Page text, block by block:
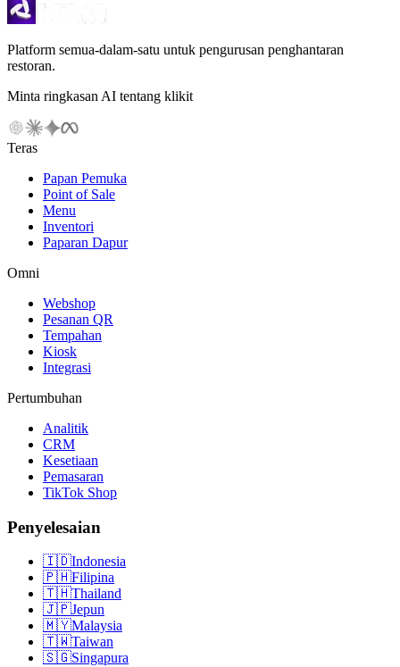
Platform semua-dalam-satu untuk pengurusan penghantaran
restoran.
Minta ringkasan AI tentang klikit
Teras
Papan Pemuka
Point of Sale
Menu
Inventori
Paparan Dapur
Omni
Webshop
Pesanan QR
Tempahan
Kiosk
Integrasi
Pertumbuhan
Analitik
CRM
Kesetiaan
Pemasaran
TikTok Shop
Penyelesaian
🇮🇩Indonesia
🇵🇭Filipina
🇹🇭Thailand
🇯🇵Jepun
🇲🇾Malaysia
🇹🇼Taiwan
🇸🇬Singapura